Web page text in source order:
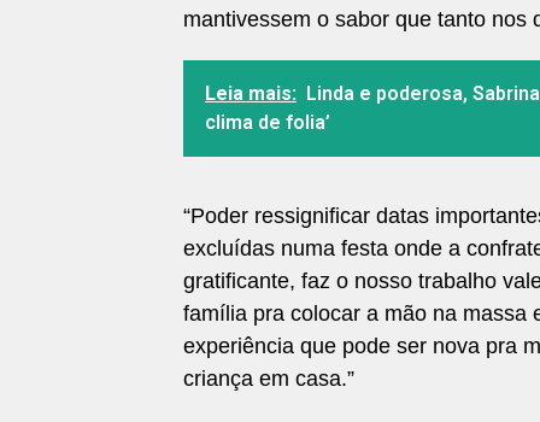
mantivessem o sabor que tanto nos
Leia mais: Linda e poderosa,
clima de folia’
“Poder ressignificar datas
excluídas numa festa onde a
gratificante, faz o nosso trabalho
família pra colocar a mão na massa
experiência que pode ser nova pra
criança em casa.”